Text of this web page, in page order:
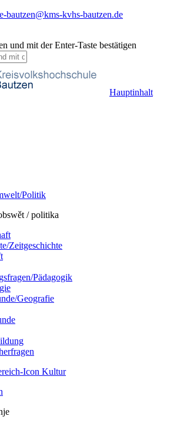
bautzen@kms-kvhs-bautzen.de
und mit der Enter-Taste bestätigen
Hauptinhalt
Politik
/ politika
Zeitgeschichte
Pädagogik
Geografie